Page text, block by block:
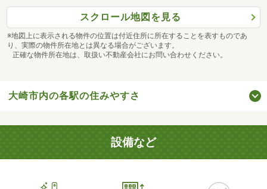
スクロール地図を見る
※地図上に表示される物件の位置は付近住所に所在することを表すものであ
り、実際の物件所在地とは異なる場合がございます。
正確な物件所在地は、取扱い不動産会社にお問い合わせください。
大崎市内の各駅の住みやすさ
設備など